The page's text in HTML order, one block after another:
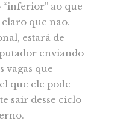
ao que
claro que não.
estará de
enviando
vagas que
que ele pode
sair desse ciclo